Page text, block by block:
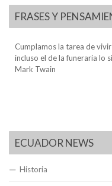
FRASES Y
Cumplamos la tarea de
incluso el de la funeraria lo
Mark Twain
ECUADOR NEWS
Historia